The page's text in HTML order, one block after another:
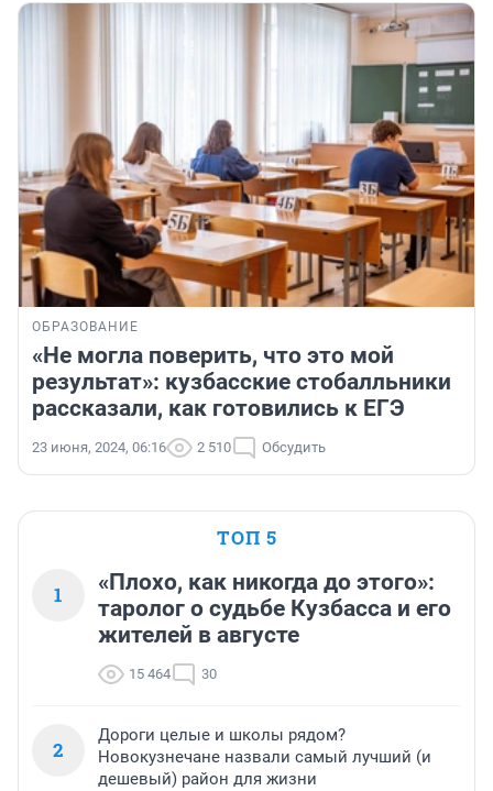
ОБРАЗОВАНИЕ
«Не могла поверить, что это мой
результат»: кузбасские стобалльники
рассказали, как готовились к ЕГЭ
23 июня, 2024, 06:16 2 510 Обсудить
ТОП 5
1
«Плохо, как никогда до этого»:
таролог о судьбе Кузбасса и его
жителей в августе
15 464 30
2
Дороги целые и школы рядом?
Новокузнечане назвали самый лучший (и
дешевый) район для жизни